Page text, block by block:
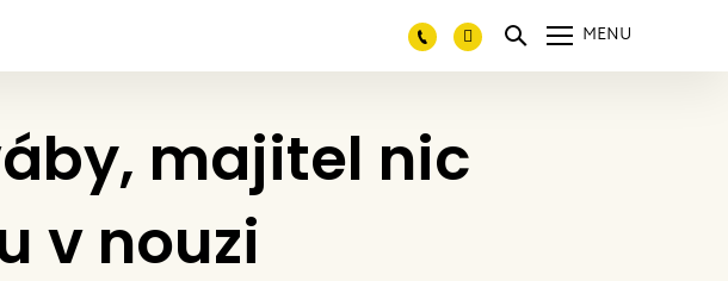
MENU
majitel nic
v nouzi